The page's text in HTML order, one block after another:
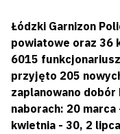
Łódzki Garnizon
powiatowe oraz 36
6015
przyjęto 205
zaplanowano
naborach: 20
kwietnia - 30, 2